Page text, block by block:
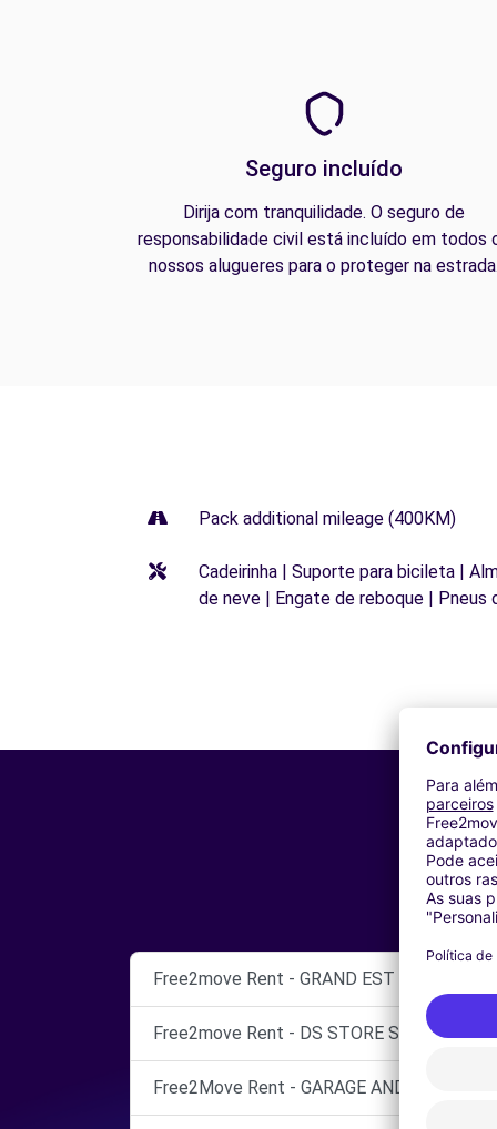
Seguro incluído
Dirija com tranquilidade. O seguro de
responsabilidade civil está incluído em todos
nossos alugueres para o proteger na
Pack additional mileage (400KM)
Cadeirinha | Suporte para bicileta |
de neve | Engate de reboque | Pneus
Free2move Rent - GRAND EST
Free2move Rent - DS STORE
Free2Move Rent - GARAGE ANDRE SARL -